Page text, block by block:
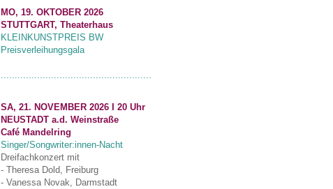
MO, 19. OKTOBER 2026
STUTTGART, Theaterhaus
KLEINKUNSTPREIS BW
Preisverleihungsgala
......................................................
SA, 21. NOVEMBER 2026 I 20 Uhr
NEUSTADT a.d. Weinstraße
Café Mandelring
Singer/Songwriter:innen-Nacht
Dreifachkonzert mit
- Theresa Dold, Freiburg
- Vanessa Novak, Darmstadt